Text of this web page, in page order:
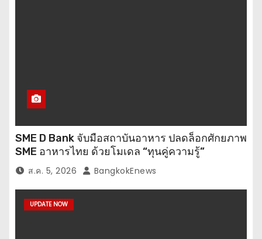
SME D Bank จับมือสถาบันอาหาร ปลดล็อกศักยภาพ
SME อาหารไทย ด้วยโมเดล “ทุนคู่ความรู้”
ส.ค. 5, 2026 BangkokEnews
UPDATE NOW